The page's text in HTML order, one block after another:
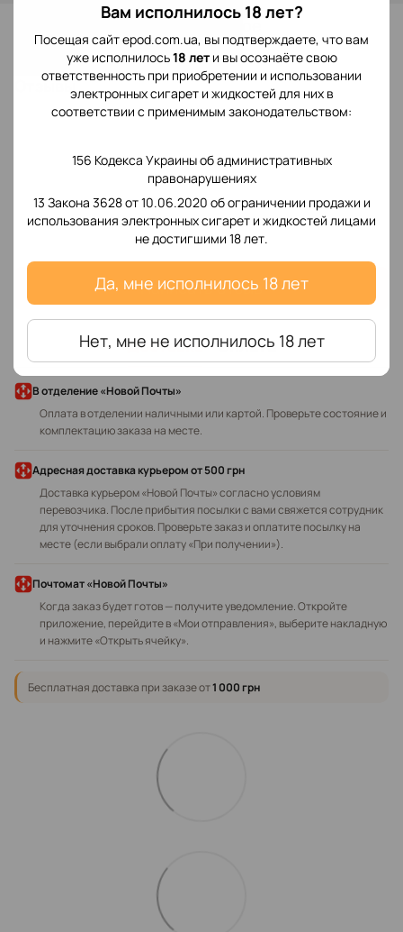
Вам исполнилось 18 лет?
Посещая сайт epod.com.ua, вы подтверждаете, что вам
уже исполнилось18 лети вы осознаёте свою
ответственность при приобретении и использовании
электронных сигарет и жидкостей для них в
соответствии с применимым законодательством:
156 Кодекса Украины об административных
правонарушениях
13 Закона 3628 от 10.06.2020 об ограничении продажи и
использования электронных сигарет и жидкостей лицами
не достигшими 18 лет.
Да, мне исполнилось 18 лет
Нет, мне не исполнилось 18 лет
В избранное
Отзывы
Добавьте первый отзыв
Написать отзыв
Доставка Оплата
В отделение «Новой Почты»
Оплата в отделении наличными или картой. Проверьте состояние и
комплектацию заказа на месте.
Адресная доставка курьеромот 500 грн
Доставка курьером «Новой Почты» согласно условиям
перевозчика. После прибытия посылки с вами свяжется сотрудник
для уточнения сроков. Проверьте заказ и оплатите посылку на
месте (если выбрали оплату «При получении»).
Почтомат «Новой Почты»
Когда заказ будет готов — получите уведомление. Откройте
приложение, перейдите в «Мои отправления», выберите накладную
и нажмите «Открыть ячейку».
Бесплатная доставка при заказе от1 000 грн